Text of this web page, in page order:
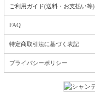
ご利用ガイド(送料・お支払い等)
FAQ
特定商取引法に基づく表記
プライバシーポリシー